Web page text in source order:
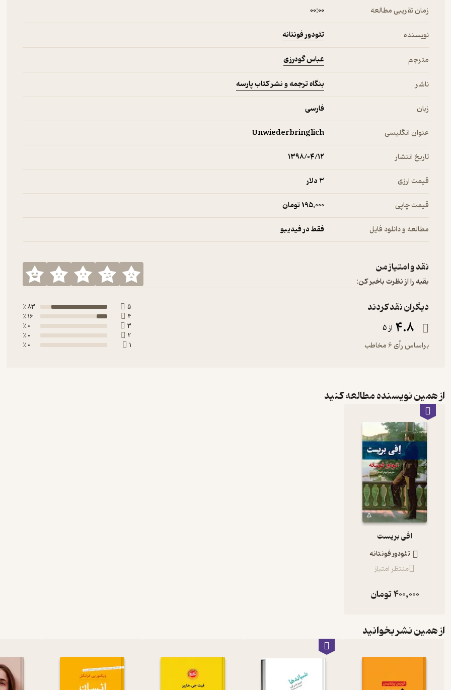
زمان تقریبی مطالعه ۰۰:۰۰
نویسنده تئودور فونتانه
مترجم عباس گودرزی
ناشر بنگاه ترجمه و نشر کتاب پارسه
زبان فارسی
عنوان انگلیسی Unwiederbringlich
تاریخ انتشار ۱۳۹۸/۰۴/۱۲
قیمت ارزی 3 دلار
قیمت چاپی 195,000 تومان
مطالعه و دانلود فایل فقط در فیدیبو
نقد و امتیاز من
بقیه را از نظرت باخبر کن:
دیگران نقد کردند
4.8 از 5
براساس رأی 6 مخاطب
5
83 ٪
4
16 ٪
3
0 ٪
2
0 ٪
1
0 ٪
از همین نویسنده مطالعه کنید
افی بریست
تئودور فونتانه
منتظر امتیاز
400,000تومان
از همین نشر بخوانید